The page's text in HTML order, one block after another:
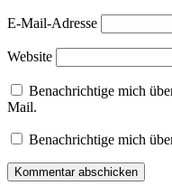
E-Mail-Adresse
Website
Benachrichtige mich
Mail.
Benachrichtige mich